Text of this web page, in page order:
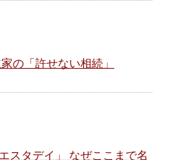
の「許せない相続」
スタデイ」 なぜここまで名